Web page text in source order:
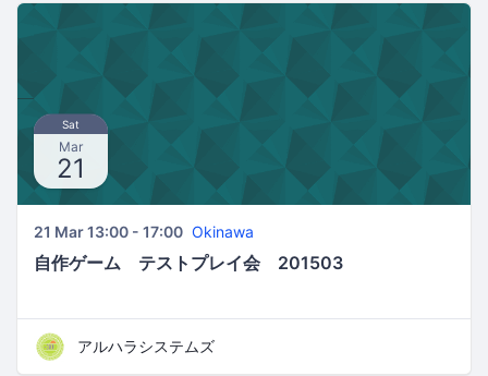
Sat
Mar
21
21 Mar 13:00 - 17:00 Okinawa
自作ゲーム テストプレイ会 201503
アルハラシステムズ